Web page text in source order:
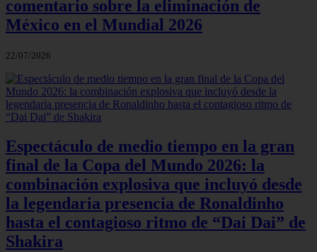
comentario sobre la eliminación de
México en el Mundial 2026
22/07/2026
Espectáculo de medio tiempo en la gran
final de la Copa del Mundo 2026: la
combinación explosiva que incluyó desde
la legendaria presencia de Ronaldinho
hasta el contagioso ritmo de “Dai Dai” de
Shakira